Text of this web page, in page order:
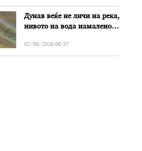
Дунав веќе не личи на река,
нивото на вода намалено
Бугарија
02/08/2026 08:57